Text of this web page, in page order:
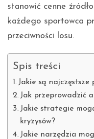
stanowić cenne
każdego sportowca
przeciwności losu.
Spis treści
Jakie są najczęstsze
Jak przeprowadzić
Jakie strategie
kryzysów?
Jakie narzędzia